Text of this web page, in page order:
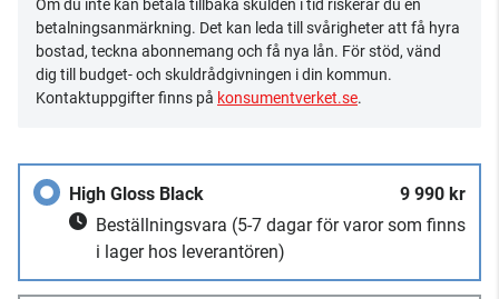
Om du inte kan betala tillbaka skulden i tid riskerar du en
betalningsanmärkning. Det kan leda till svårigheter att få hyra
bostad, teckna abonnemang och få nya lån. För stöd, vänd
dig till budget- och skuldrådgivningen i din kommun.
Kontaktuppgifter finns på konsumentverket.se.
High Gloss Black
9 990 kr
Beställningsvara (5-7 dagar för varor som finns
i lager hos leverantören)